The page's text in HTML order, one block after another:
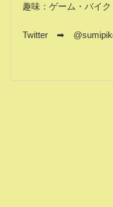
趣味：ゲーム・バイク
Twitter ➡